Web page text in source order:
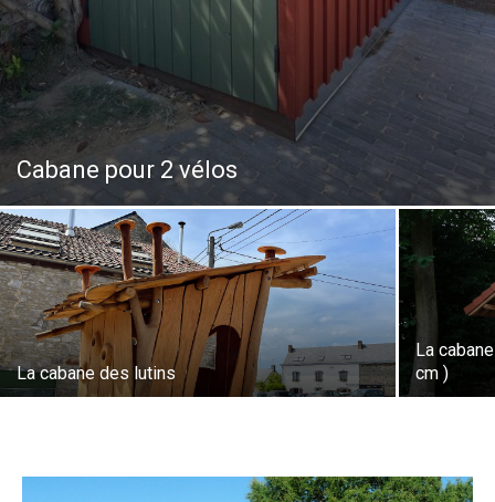
Cabane pour 2 vélos
La cabane des lutins
La
cm )